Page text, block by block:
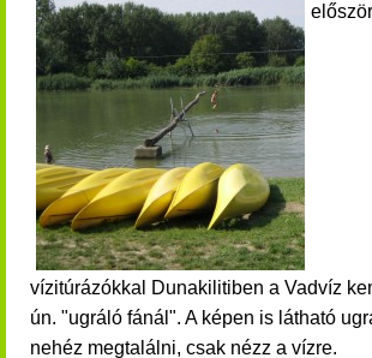
vízitúrázókkal Dunakilitiben a Vadvíz
ún. "ugráló fánál". A képen is látható
nehéz megtalálni, csak nézz a vízre.